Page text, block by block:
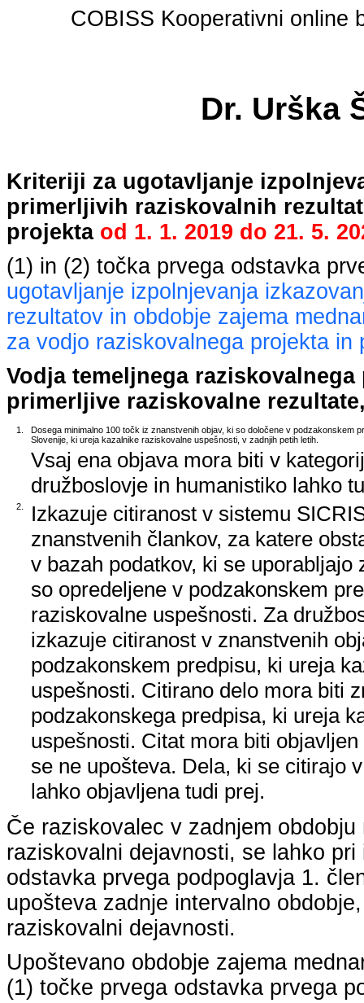
COBISS Kooperativni online
Dr. Urška
Kriteriji za ugotavljanje
primerljivih raziskovalnih
projekta od 1. 1. 2019 do 21. 5.
(1) in (2) točka prvega odstavka
ugotavljanje izpolnjevanja
rezultatov in obdobje zajema
za vodjo raziskovalnega projekta in
Vodja temeljnega
primerljive raziskovalne
1.
Dosega minimalno 100 točk iz znanstvenih objav, ki so določene v podzakonskem
Slovenije, ki ureja kazalnike raziskovalne uspešnosti, v zadnjih petih letih.
Vsaj ena objava mora biti v
družboslovje in humanistiko lahko
2.
Izkazuje citiranost v sistemu
znanstvenih člankov, za katere
v bazah podatkov, ki se
so opredeljene v podzakonskem
raziskovalne uspešnosti. Za
izkazuje citiranost v znanstvenih
podzakonskem predpisu, ki ureja
uspešnosti. Citirano delo mora biti
podzakonskega predpisa, ki ureja
uspešnosti. Citat mora biti
se ne upošteva. Dela, ki se citirajo
lahko objavljena tudi prej.
Če raziskovalec v zadnjem
raziskovalni dejavnosti, se lahko
odstavka prvega podpoglavja 1.
upošteva zadnje intervalno
raziskovalni dejavnosti.
Upoštevano obdobje zajema
(1) točke prvega odstavka prvega